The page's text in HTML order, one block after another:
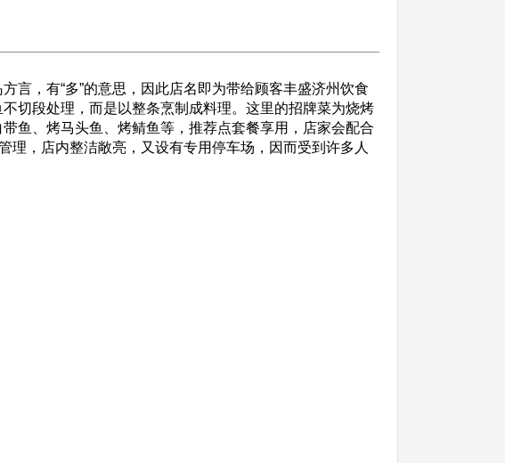
言，有“多”的意思，因此店名即为带给顾客丰盛济州饮食
切段处理，而是以整条烹制成料理。这里的招牌菜为烧烤
鱼、烤马头鱼、烤鲭鱼等，推荐点套餐享用，店家会配合
，店内整洁敞亮，又设有专用停车场，因而受到许多人